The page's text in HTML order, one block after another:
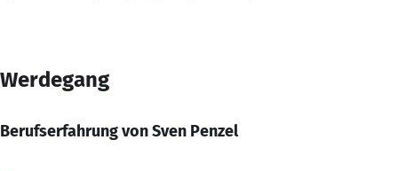
Werdegang
Berufserfahrung von Sven Penzel